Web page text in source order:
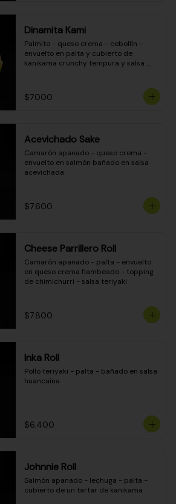
Dinamita Kami
Palmito - queso crema - cebollín -
envuelto en palta y cubierto de
kanikama crunchy tempura y salsa
$7.000
Acevichado Sake
Camarón apanado - queso crema -
envuelto en salmón bañado en salsa
acevichada
$7.600
Cheese Parrillero Roll
Camarón apanado - palta - envuelto
en queso crema flambeado - topping
de chimichurri - salsa teriyaki
$7.800
Inka Roll
Pollo teriyaki - palta - bañado en salsa
huancaína
$6.400
Johnnie Roll
Salmón apanado - lechuga - palta -
cubierto de un tartar de kanikama